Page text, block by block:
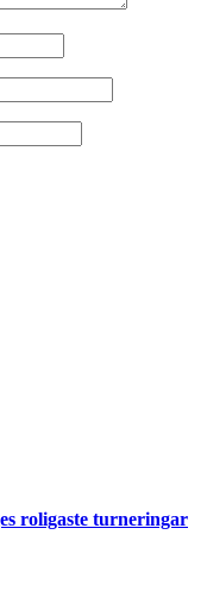
roligaste turneringar